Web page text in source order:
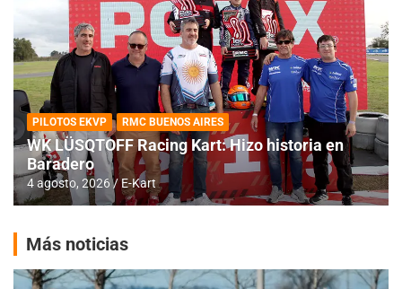
PILOTOS EKVP RMC BUENOS AIRES
WK LÜSQTOFF Racing Kart: Hizo historia en
Baradero
4 agosto, 2026 E-Kart
Más noticias